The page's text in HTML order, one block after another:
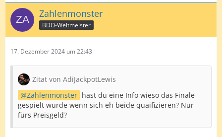
Zahlenmonster
BDO-Weltmeister
17. Dezember 2024 um 22:43
Zitat von AdiJackpotLewis
Zahlenmonster hast du eine Info wieso das Finale
gespielt wurde wenn sich eh beide quaifizieren? Nur
fürs Preisgeld?